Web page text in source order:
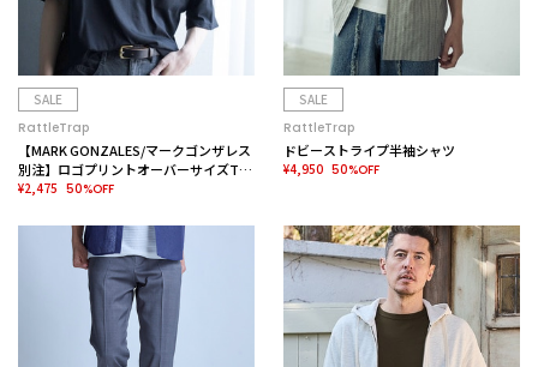
SALE
RattleTrap
【MARK GONZALES/マークゴンザレス
別注】ロゴプリントオーバーサイズTシ
ャツ
¥2,475 50%OFF
SALE
RattleTrap
ドビーストライプ半袖シャツ
¥4,950 50%OFF